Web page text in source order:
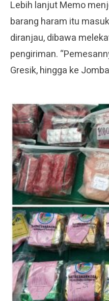
Lebih lanjut Memo
barang haram itu
diranjau, dibawa
pengiriman.
Gresik, hingga ke